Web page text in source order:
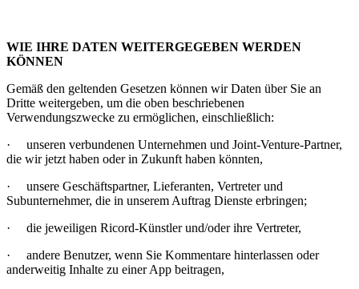
WIE IHRE DATEN WEITERGEGEBEN WERDEN
KÖNNEN
Gemäß den geltenden Gesetzen können wir Daten über Sie an
Dritte weitergeben, um die oben beschriebenen
Verwendungszwecke zu ermöglichen, einschließlich:
· unseren verbundenen Unternehmen und Joint-Venture-Partner,
die wir jetzt haben oder in Zukunft haben könnten,
· unsere Geschäftspartner, Lieferanten, Vertreter und
Subunternehmer, die in unserem Auftrag Dienste erbringen;
· die jeweiligen Ricord-Künstler und/oder ihre Vertreter,
· andere Benutzer, wenn Sie Kommentare hinterlassen oder
anderweitig Inhalte zu einer App beitragen,